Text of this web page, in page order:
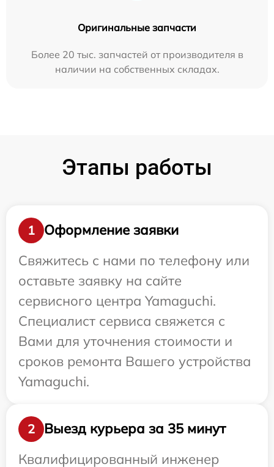
Оригинальные запчасти
Более 20 тыс. запчастей от производителя в
наличии на собственных складах.
Этапы работы
1
Оформление заявки
Свяжитесь с нами по телефону или
оставьте заявку на сайте
сервисного центра Yamaguchi.
Специалист сервиса свяжется с
Вами для уточнения стоимости и
сроков ремонта Вашего устройства
Yamaguchi.
2
Выезд курьера за 35 минут
Квалифицированный инженер